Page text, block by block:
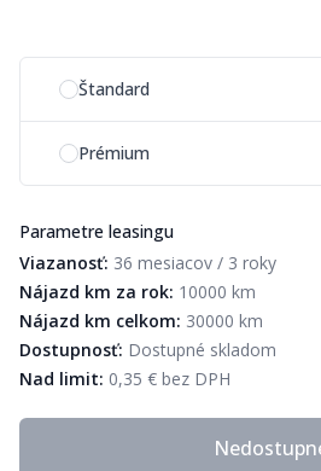
Vyberte si možnosť plánu
Štandard
Prémium
Parametre leasingu
Viazanosť: 36 mesiacov / 3 roky
Nájazd km za rok: 10000 km
Nájazd km celkom: 30000 km
Dostupnosť: Dostupné skladom
Nad limit: 0,35 € bez DPH